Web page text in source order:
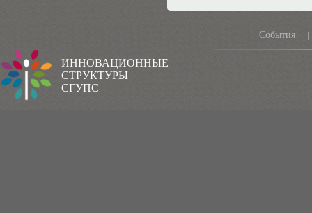
События |
ИННОВАЦИОННЫЕ
СТРУКТУРЫ
СГУПС